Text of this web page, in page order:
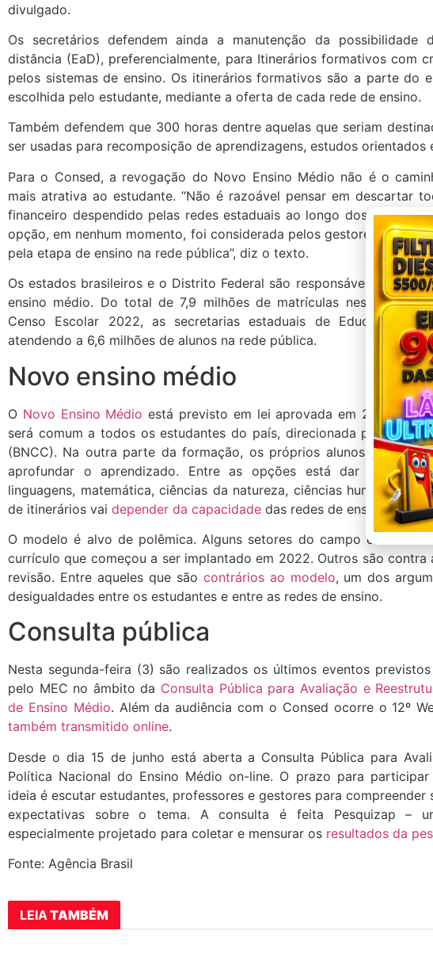
divulgado.
Os secretários defendem ainda a manutenção da
distância (EaD), preferencialmente, para Itinerários formativos com
pelos sistemas de ensino. Os itinerários formativos são a parte do
escolhida pelo estudante, mediante a oferta de cada rede de ensino.
Também defendem que 300 horas dentre aquelas que seriam
ser usadas para recomposição de aprendizagens, estudos orientados
Para o Consed, a revogação do Novo Ensino Médio não é o
mais atrativa ao estudante. “Não é razoável pensar em descartar
financeiro despendido pelas redes estaduais ao longo dos últimos
opção, em nenhum momento, foi considerada pelos gestores
pela etapa de ensino na rede pública”, diz o texto.
Os estados brasileiros e o Distrito Federal são responsáveis pela
ensino médio. Do total de 7,9 milhões de matrículas nessa etapa
Censo Escolar 2022, as secretarias estaduais de Educação
atendendo a 6,6 milhões de alunos na rede pública.
Novo ensino médio
O Novo Ensino Médio está previsto em lei aprovada em 2017.
será comum a todos os estudantes do país, direcionada pela Base
(BNCC). Na outra parte da formação, os próprios alunos poderão
aprofundar o aprendizado. Entre as opções está dar ênfase,
linguagens, matemática, ciências da natureza, ciências humanas ou
de itinerários vai depender da capacidade das redes de ensino e das
O modelo é alvo de polêmica. Alguns setores do campo
currículo que começou a ser implantado em 2022. Outros são contra
revisão. Entre aqueles que são contrários ao modelo, um dos
desigualdades entre os estudantes e entre as redes de ensino.
Consulta pública
Nesta segunda-feira (3) são realizados os últimos eventos
pelo MEC no âmbito da Consulta Pública para Avaliação e
de Ensino Médio. Além da audiência com o Consed ocorre o 12º
também transmitido online.
Desde o dia 15 de junho está aberta a Consulta Pública para
Política Nacional do Ensino Médio on-line. O prazo para
ideia é escutar estudantes, professores e gestores para compreender
expectativas sobre o tema. A consulta é feita Pesquizap –
especialmente projetado para coletar e mensurar os resultados da
Fonte: Agência Brasil
LEIA TAMBÉM